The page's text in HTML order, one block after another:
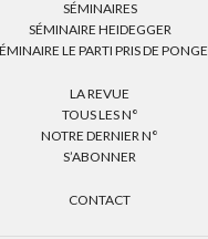
SÉMINAIRES
SÉMINAIRE HEIDEGGER
LE PARTI PRIS DE PONGE
LA REVUE
TOUS LES N°
NOTRE DERNIER N°
S’ABONNER
CONTACT